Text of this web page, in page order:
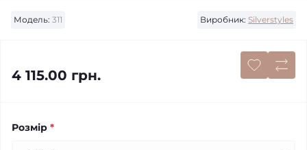
Модель: 311 Виробник: Silverstyles
4 115.00 грн.
Розмір *